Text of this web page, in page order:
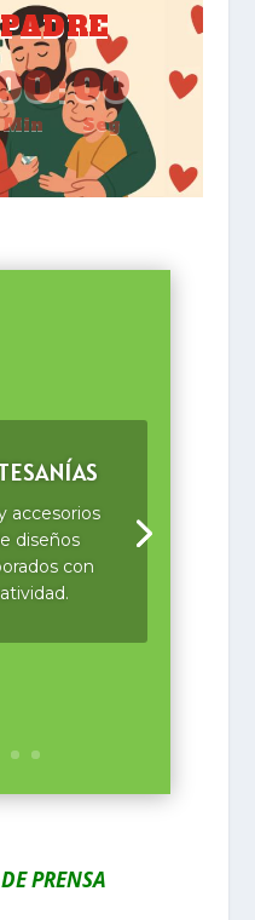
Min
:00
Seg
accesorios
diseños
con
PRENSA